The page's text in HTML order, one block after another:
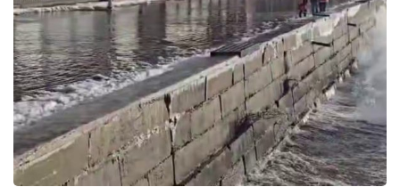
Трансляции
Фотоконкурсы
Конференции
PrimaMedia
Яндекс.Погода +18°C